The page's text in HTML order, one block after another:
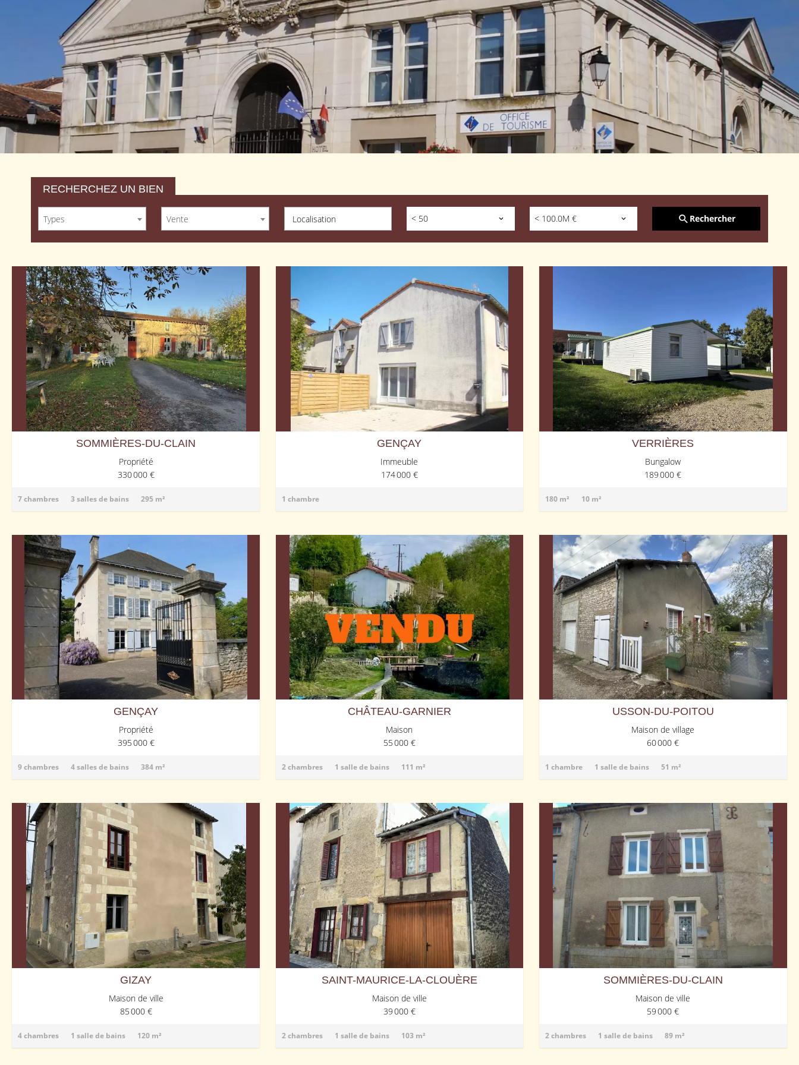
RECHERCHEZ UN BIEN
Types Vente Localisation < 50 < 100.0M € Rechercher
SOMMIÈRES-DU-CLAIN
Propriété
330 000 €
7 chambres 3 salles de bains 295 m²
GENÇAY
Immeuble
174 000 €
1 chambre
VERRIÈRES
Bungalow
189 000 €
180 m² 10 m²
GENÇAY
Propriété
395 000 €
9 chambres 4 salles de bains 384 m²
CHÂTEAU-GARNIER
Maison
55 000 €
2 chambres 1 salle de bains 111 m²
USSON-DU-POITOU
Maison de village
60 000 €
1 chambre 1 salle de bains 51 m²
GIZAY
Maison de ville
85 000 €
4 chambres 1 salle de bains 120 m²
SAINT-MAURICE-LA-CLOUÈRE
Maison de ville
39 000 €
2 chambres 1 salle de bains 103 m²
SOMMIÈRES-DU-CLAIN
Maison de ville
59 000 €
2 chambres 1 salle de bains 89 m²